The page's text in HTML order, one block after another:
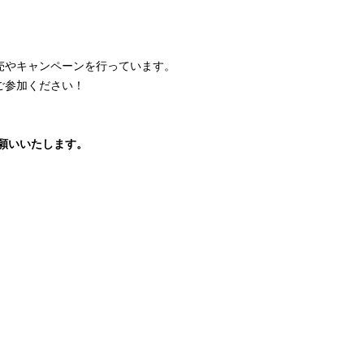
キャンペーンを行っています。
加ください！
いいたします。